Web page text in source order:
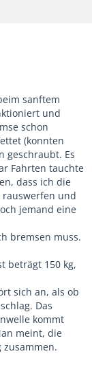
sanftem
und
schon
(konnten
geschraubt. Es
Fahrten tauchte
dass ich die
und
jemand eine
bremsen muss.
beträgt 150 kg,
sich an, als ob
Das
kommt
meint, die
zusammen.